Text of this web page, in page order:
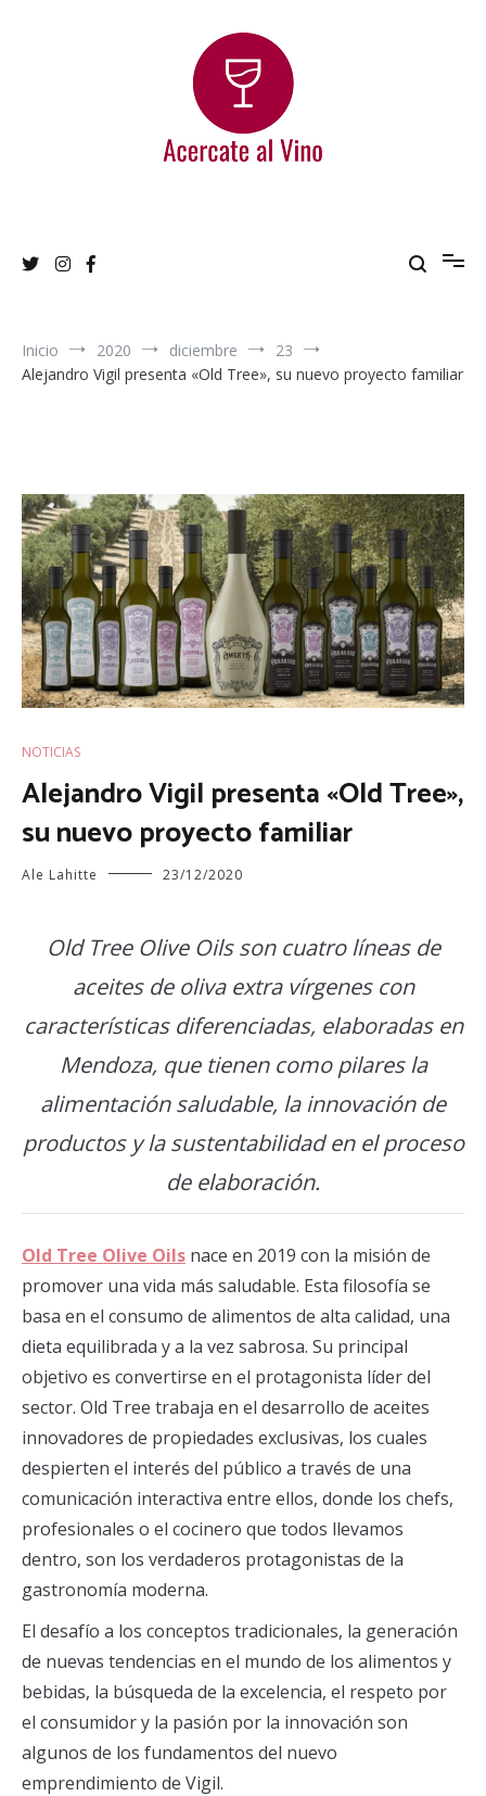
Inicio 2020 diciembre
23
Alejandro Vigil presenta «Old Tree», su nuevo proyecto familiar
NOTICIAS
Alejandro Vigil presenta «Old Tree»,
su nuevo proyecto familiar
Ale Lahitte 23/12/2020
Old Tree Olive Oils son cuatro líneas de
aceites de oliva extra vírgenes con
características diferenciadas, elaboradas en
Mendoza, que tienen como pilares la
alimentación saludable, la innovación de
productos y la sustentabilidad en el proceso
de elaboración.
Old Tree Olive Oils nace en 2019 con la misión de
promover una vida más saludable. Esta filosofía se
basa en el consumo de alimentos de alta calidad, una
dieta equilibrada y a la vez sabrosa. Su principal
objetivo es convertirse en el protagonista líder del
sector. Old Tree trabaja en el desarrollo de aceites
innovadores de propiedades exclusivas, los cuales
despierten el interés del público a través de una
comunicación interactiva entre ellos, donde los chefs,
profesionales o el cocinero que todos llevamos
dentro, son los verdaderos protagonistas de la
gastronomía moderna.
El desafío a los conceptos tradicionales, la generación
de nuevas tendencias en el mundo de los alimentos y
bebidas, la búsqueda de la excelencia, el respeto por
el consumidor y la pasión por la innovación son
algunos de los fundamentos del nuevo
emprendimiento de Vigil.